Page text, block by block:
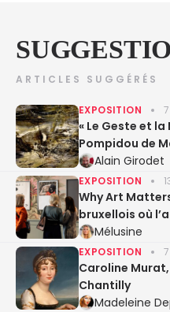
ARTICLES SUGGÉRÉS
EXPOSITION
« Le Geste et
Pompidou de
Alain Girodet
EXPOSITION
Why Art
bruxellois où
Mélusine
EXPOSITION
Caroline Murat,
Chantilly
Madeleine